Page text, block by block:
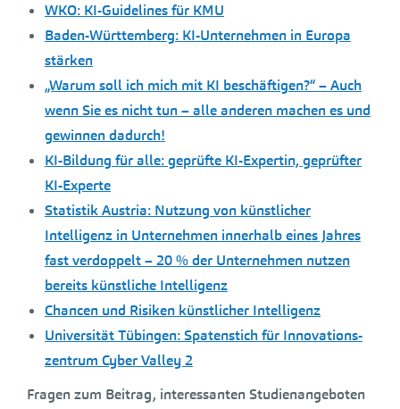
WKO: KI-Guidelines für KMU
Baden-Württemberg: KI-Unternehmen in Europa
stärken
„Warum soll ich mich mit KI beschäftigen?“ – Auch
wenn Sie es nicht tun – alle anderen machen es und
gewinnen dadurch!
KI-Bildung für alle: geprüfte KI-Expertin, geprüfter
KI-Experte
Statistik Austria: Nutzung von künstlicher
Intelligenz in Unternehmen innerhalb eines Jahres
fast verdoppelt – 20 % der Unternehmen nutzen
bereits künstliche Intelligenz
Chancen und Risiken künstlicher Intelligenz
Universität Tübingen: Spatenstich für Innovations­
zentrum Cyber Valley 2
Fragen zum Beitrag, interessanten Studienangeboten